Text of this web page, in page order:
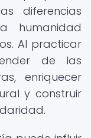
diferencias
humanidad
Al practicar
de las
enriquecer
y construir